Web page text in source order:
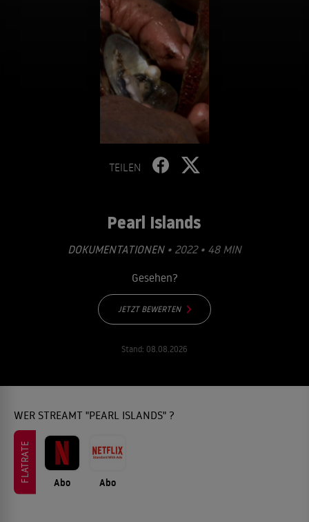
TEILEN
Pearl Islands
DOKUMENTATIONEN• 2022 • 48 MIN
Gesehen?
JETZT BEWERTEN
Stand: 08.08.2026
WER STREAMT "PEARL ISLANDS" ?
FLATRATE Abo Abo